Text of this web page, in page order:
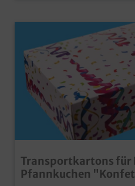
Transportkartons für
Pfannkuchen